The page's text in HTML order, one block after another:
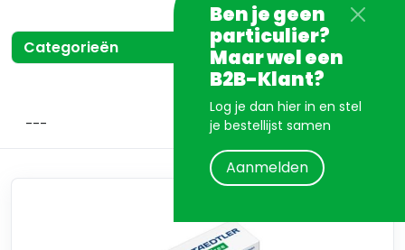
Ben je geen
particulier?
Maar wel een
B2B-Klant?
Log je dan hier in en stel
je bestellijst samen
Aanmelden
Categorieën